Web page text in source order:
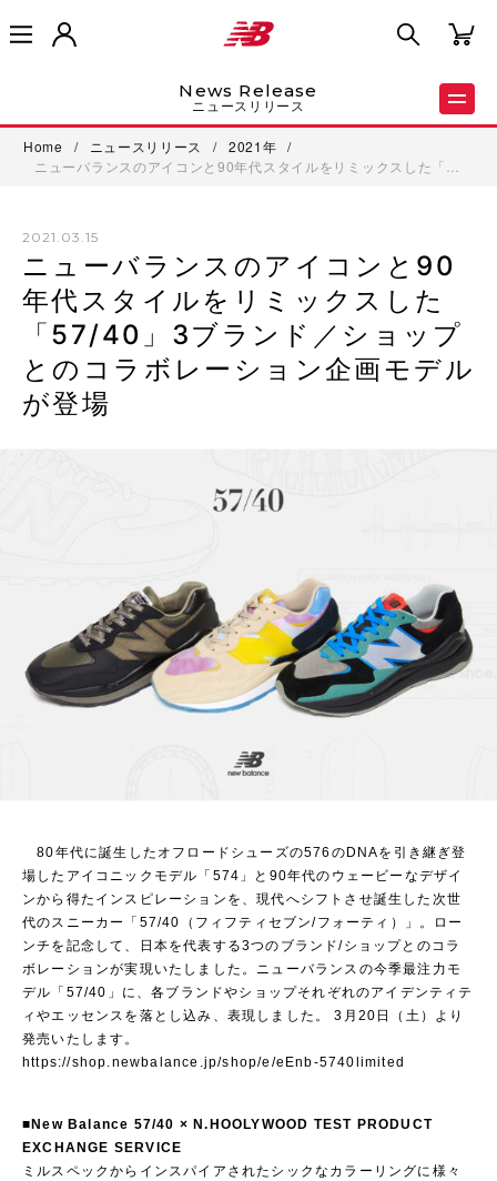
News Release
ニュースリリース
Home / ニュースリリース / 2021年
/
ニューバランスのアイコンと90年代スタイルをリミックスした「…
2021.03.15
ニューバランスのアイコンと90
年代スタイルをリミックスした
「57/40」3ブランド／ショップ
とのコラボレーション企画モデル
が登場
80年代に誕生したオフロードシューズの576のDNAを引き継ぎ登
場したアイコニックモデル「574」と90年代のウェービーなデザイ
ンから得たインスピレーションを、現代へシフトさせ誕生した次世
代のスニーカー「57/40（フィフティセブン/フォーティ）」。ロー
ンチを記念して、日本を代表する3つのブランド/ショップとのコラ
ボレーションが実現いたしました。ニューバランスの今季最注力モ
デル「57/40」に、各ブランドやショップそれぞれのアイデンティテ
ィやエッセンスを落とし込み、表現しました。 3月20日（土）より
発売いたします。
https://shop.newbalance.jp/shop/e/eEnb-5740limited
■New Balance 57/40 × N.HOOLYWOOD TEST PRODUCT
EXCHANGE SERVICE
ミルスペックからインスパイアされたシックなカラーリングに様々